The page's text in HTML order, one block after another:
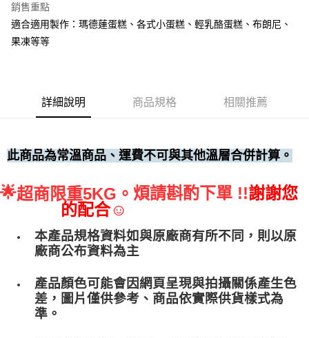
(請點開選項勾選)
每筆NT$250
銷售重點
適合適用製作：瑪德蓮蛋糕、各式小蛋糕、輕乳酪蛋糕、布朗尼、
果凍等等
詳細說明 商品規格 相關推薦
此商品為常溫商品、運費不可與其他溫層合併計算。
🌟超商限重5KG。 煩請斟酌下單 !!謝謝您
的配合☺
本產品規格資料如與原廠商有所不同，則以原
廠商公布資料為主
產品顏色可能會因網頁呈現與拍攝關係產生色
差，圖片僅供參考、商品依實際供貨樣式為
準。